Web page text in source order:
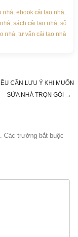
nhà, ebook cải tạo nhà,
, sách cải tạo nhà, sổ
nhà, tư vấn cải tạo nhà
CẦN LƯU Ý KHI MUỐN
SỬA NHÀ TRỌN GÓI →
Các trường bắt buộc